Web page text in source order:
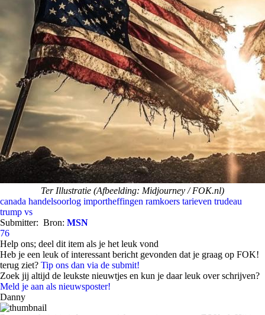
Ter Illustratie (Afbeelding: Midjourney / FOK.nl)
canada handelsoorlog importheffingen ramkoers tarieven trudeau
trump vs
Submitter: Bron: MSN
76
Help ons; deel dit item als je het leuk vond
Heb je een leuk of interessant bericht gevonden dat je graag op FOK!
terug ziet? Tip ons dan via de submit!
Zoek jij altijd de leukste nieuwtjes en kun je daar leuk over schrijven?
Meld je aan als nieuwsposter!
Danny